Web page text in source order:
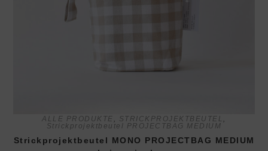
ALLE PRODUKTE STRICKPROJEKTBEUTEL
Strickprojektbeutel PROJECTBAG MEDIUM
Strickprojektbeutel MONO PROJECTBAG MEDIUM